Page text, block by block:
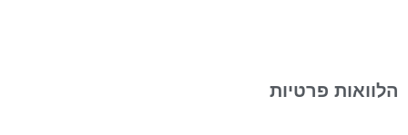
הלוואות פרטיות